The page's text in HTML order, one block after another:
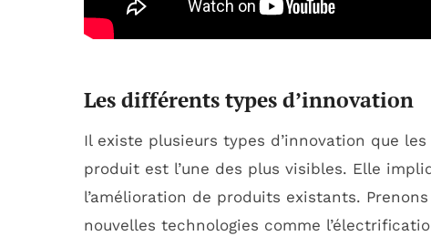
Les différents types d’innovation
Il existe plusieurs types d’innovation que
produit est l’une des plus visibles. Elle
l’amélioration de produits existants.
nouvelles technologies comme